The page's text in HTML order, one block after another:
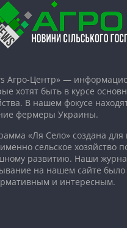
Агро-Центр» —
хотят быть в курсе
В нашем фокусе
фермеры Украины.
«Ля Село» создана
сельское хозяйство
развитию. Наши
на нашем сайте
и интересным.